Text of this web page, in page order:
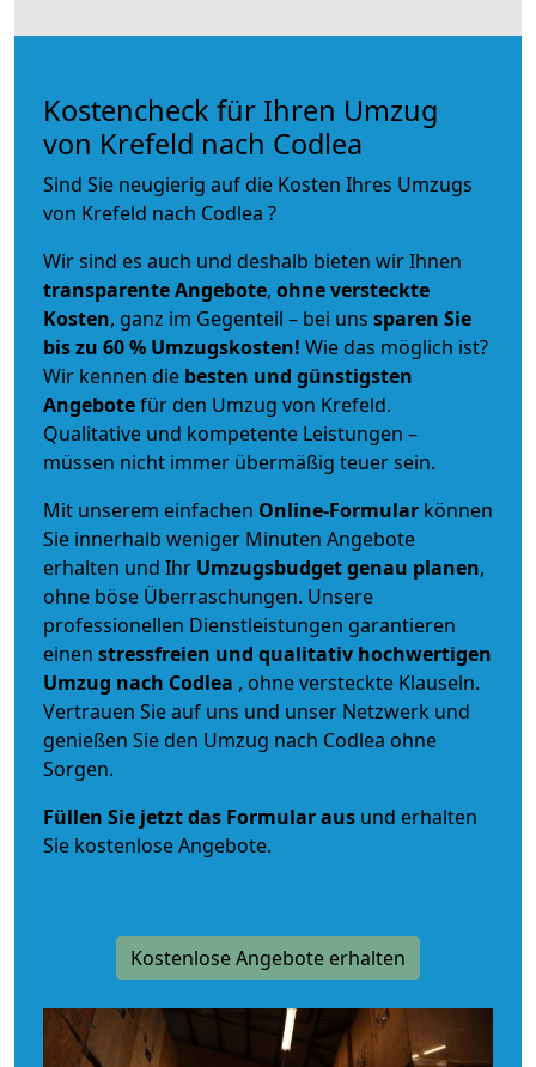
Kostencheck für Ihren Umzug
von Krefeld nach Codlea
Sind Sie neugierig auf die Kosten Ihres Umzugs
von Krefeld nach Codlea ?
Wir sind es auch und deshalb bieten wir Ihnen
transparente Angebote, ohne versteckte
Kosten, ganz im Gegenteil – bei uns sparen Sie
bis zu 60 % Umzugskosten! Wie das möglich ist?
Wir kennen die besten und günstigsten
Angebotefür den Umzug von Krefeld.
Qualitative und kompetente Leistungen –
müssen nicht immer übermäßig teuer sein.
Mit unserem einfachen Online-Formular können
Sie innerhalb weniger Minuten Angebote
erhalten und Ihr Umzugsbudgetgenau planen,
ohne böse Überraschungen. Unsere
professionellen Dienstleistungen garantieren
einen stressfreien und qualitativ hochwertigen
Umzug nach Codlea , ohne versteckte Klauseln.
Vertrauen Sie auf uns und unser Netzwerk und
genießen Sie den Umzug nach Codlea ohne
Sorgen.
Füllen Sie jetzt das Formular aus und erhalten
Sie kostenlose Angebote.
Kostenlose Angebote erhalten